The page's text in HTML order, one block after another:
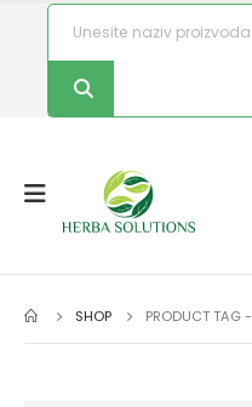
SHOP PRODUCT TAG -